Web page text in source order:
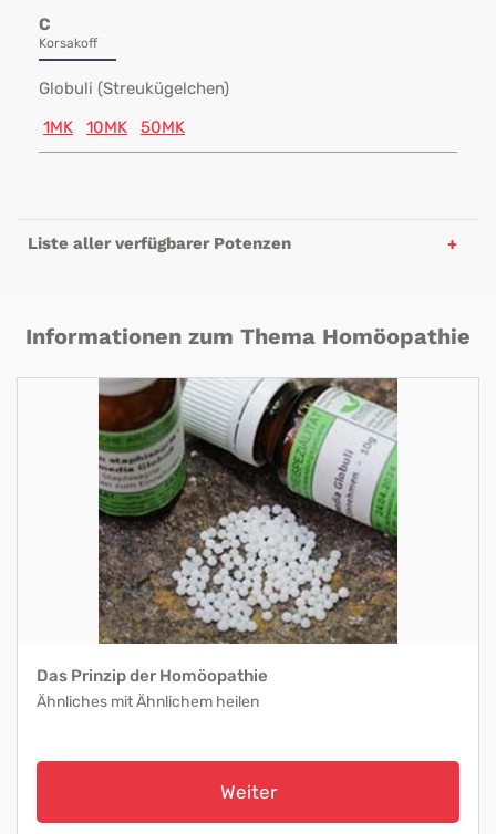
C
Korsakoff
Globuli (Streukügelchen)
1MK
10MK 50MK
Liste aller verfügbarer Potenzen
Informationen zum Thema Homöopathie
Das Prinzip der Homöopathie
Ähnliches mit Ähnlichem heilen
Weiter